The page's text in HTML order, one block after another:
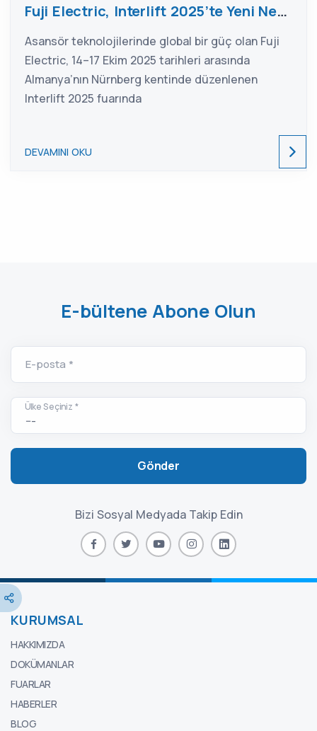
Fuji Electric, Interlift 2025’te Yeni Nesil FRENIC-Lift LM3S Serisini Tanıttı
Asansör teknolojilerinde global bir güç olan Fuji
Electric, 14–17 Ekim 2025 tarihleri arasında
Almanya’nın Nürnberg kentinde düzenlenen
Interlift 2025 fuarında
DEVAMINI OKU
E-bültene Abone Olun
E-posta *
Ülke Seçiniz *
Gönder
Bizi Sosyal Medyada Takip Edin
KURUMSAL
HAKKIMIZDA
DOKÜMANLAR
FUARLAR
HABERLER
BLOG